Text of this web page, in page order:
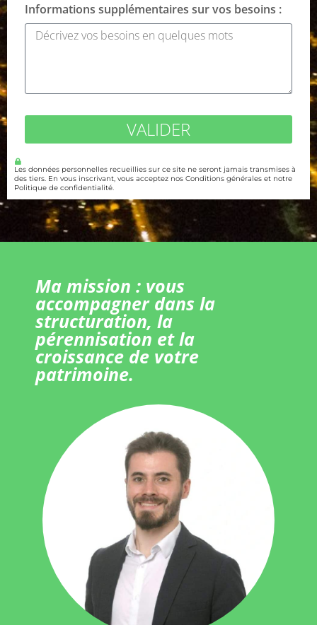
Informations supplémentaires sur vos besoins :
VALIDER
Les données personnelles recueillies sur ce site ne seront jamais transmises à
des tiers. En vous inscrivant, vous acceptez nos Conditions générales et notre
Politique de confidentialité.
Ma mission : vous
accompagner dans la
structuration, la
pérennisation et la
croissance de votre
patrimoine.